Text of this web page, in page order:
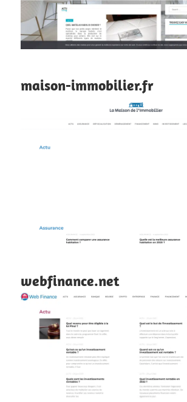
maison-immobilier.fr
webfinance.net